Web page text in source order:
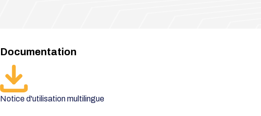
Documentation
Notice d'utilisation multilingue